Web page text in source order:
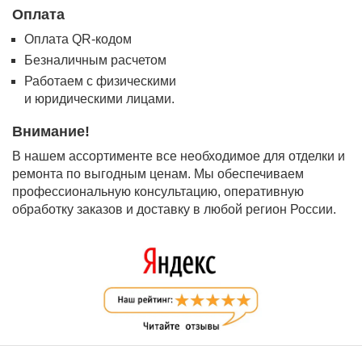
Оплата
Оплата QR-кодом
Безналичным расчетом
Работаем с физическими
и юридическими лицами.
Внимание!
В нашем ассортименте все необходимое для отделки и
ремонта по выгодным ценам. Мы обеспечиваем
профессиональную консультацию, оперативную
обработку заказов и доставку в любой регион России.